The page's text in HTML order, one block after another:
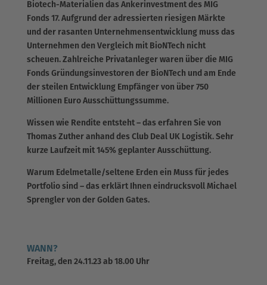
Biotech-Materialien das Ankerinvestment des MIG
Fonds 17. Aufgrund der adressierten riesigen Märkte
und der rasanten Unternehmensentwicklung muss das
Unternehmen den Vergleich mit BioNTech nicht
scheuen. Zahlreiche Privatanleger waren über die MIG
Fonds Gründungsinvestoren der BioNTech und am Ende
der steilen Entwicklung Empfänger von über 750
Millionen Euro Ausschüttungssumme.
Wissen wie Rendite entsteht – das erfahren Sie von
Thomas Zuther anhand des Club Deal UK Logistik. Sehr
kurze Laufzeit mit 145% geplanter Ausschüttung.
Warum Edelmetalle/seltene Erden ein Muss für jedes
Portfolio sind – das erklärt Ihnen eindrucksvoll Michael
Sprengler von der Golden Gates.
WANN?
Freitag, den 24.11.23 ab 18.00 Uhr